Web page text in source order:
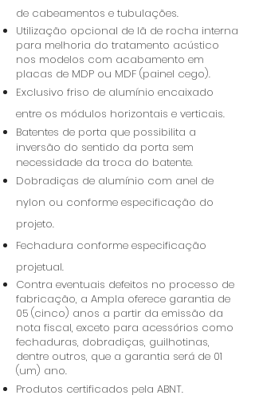
de cabeamentos e tubulações.
Utilização opcional de lã de rocha interna
para melhoria do tratamento acústico
nos modelos com acabamento em
placas de MDP ou MDF (painel cego).
Exclusivo friso de alumínio encaixado
entre os módulos horizontais e verticais.
Batentes de porta que possibilita a
inversão do sentido da porta sem
necessidade da troca do batente.
Dobradiças de alumínio com anel de
nylon ou conforme especificação do
projeto.
Fechadura conforme especificação
projetual.
Contra eventuais defeitos no processo de
fabricação, a Ampla oferece garantia de
05 (cinco) anos a partir da emissão da
nota fiscal, exceto para acessórios como
fechaduras, dobradiças, guilhotinas,
dentre outros, que a garantia será de 01
(um) ano.
Produtos certificados pela ABNT.